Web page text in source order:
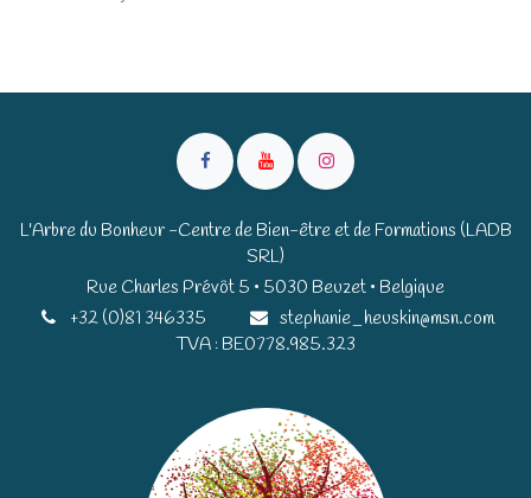
L'Arbre du Bonheur -Centre de Bien-être et de Formations (LADB
SRL)
Rue Charles Prévôt 5 • 5030 Beuzet • Belgique​​
+32 (0)81 346335
stephanie_heuskin@msn.com
TVA : BE0778.985.323